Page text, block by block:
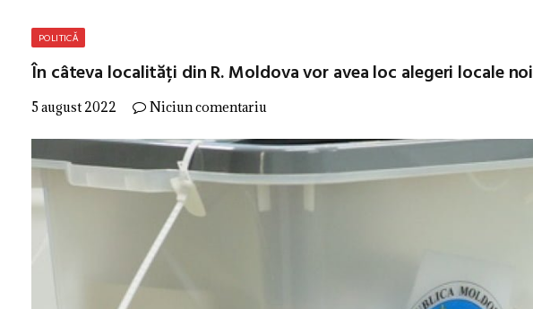
POLITICĂ
În câteva localități din R. Moldova vor avea loc alegeri locale noi
5 august 2022 Niciun comentariu